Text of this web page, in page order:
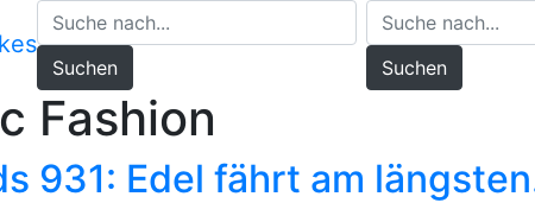
Suchen Suchen
Fashion
931: Edel fährt am